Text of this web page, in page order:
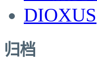
DIOXUS
归档